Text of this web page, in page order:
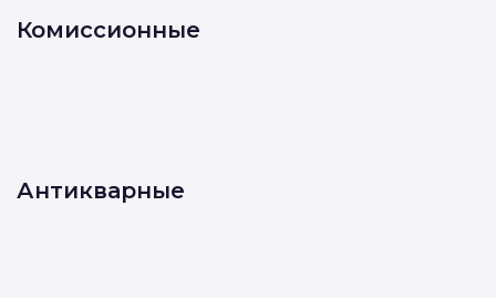
Комиссионные
Антикварные